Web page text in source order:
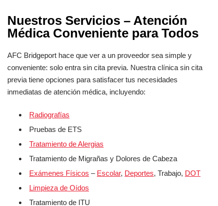
Nuestros Servicios – Atención
Médica Conveniente para Todos
AFC Bridgeport hace que ver a un proveedor sea simple y
conveniente: solo entra sin cita previa. Nuestra clínica sin cita
previa tiene opciones para satisfacer tus necesidades
inmediatas de atención médica, incluyendo:
Radiografías
Pruebas de ETS
Tratamiento de Alergias
Tratamiento de Migrañas y Dolores de Cabeza
Exámenes Físicos – Escolar, Deportes, Trabajo, DOT
Limpieza de Oídos
Tratamiento de ITU